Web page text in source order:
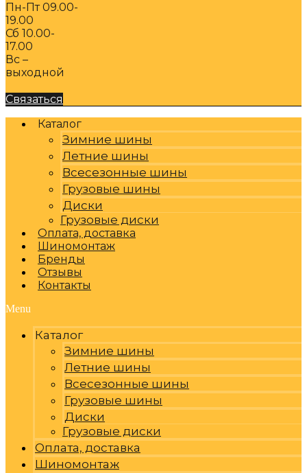
Пн-Пт 09.00-
19.00
Сб 10.00-
17.00
Вс –
выходной
Связаться
Каталог
Зимние шины
Летние шины
Всесезонные шины
Грузовые шины
Диски
Грузовые диски
Оплата, доставка
Шиномонтаж
Бренды
Отзывы
Контакты
Menu
Каталог
Зимние шины
Летние шины
Всесезонные шины
Грузовые шины
Диски
Грузовые диски
Оплата, доставка
Шиномонтаж